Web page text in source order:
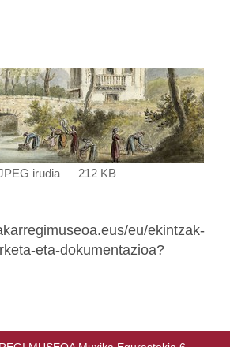
irudia — 212 KB
eu/ekintzak-
eta-dokumentazioa?